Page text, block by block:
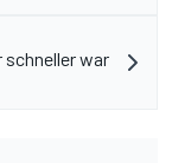
schneller war